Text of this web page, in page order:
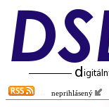
neprihlásený